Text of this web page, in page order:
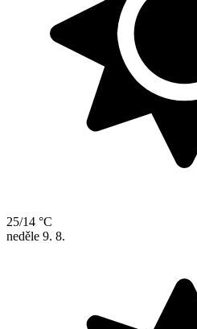
25/14 °C
neděle 9. 8.